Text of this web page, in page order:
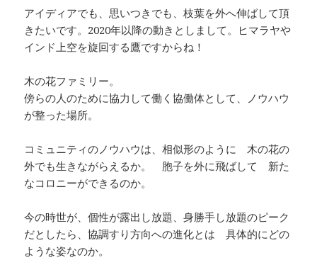
アイディアでも、思いつきでも、枝葉を外へ伸ばして頂
きたいです。2020年以降の動きとしまして。ヒマラヤや
インド上空を旋回する鷹ですからね！
木の花ファミリー。
傍らの人のために協力して働く協働体として、ノウハウ
が整った場所。
コミュニティのノウハウは、相似形のように 木の花の
外でも生きながらえるか。 胞子を外に飛ばして 新た
なコロニーができるのか。
今の時世が、個性が露出し放題、身勝手し放題のピーク
だとしたら、協調すり方向への進化とは 具体的にどの
ような姿なのか。